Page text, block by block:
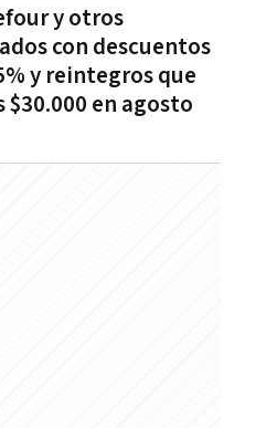
y otros
con descuentos
y reintegros que
$30.000 en agosto